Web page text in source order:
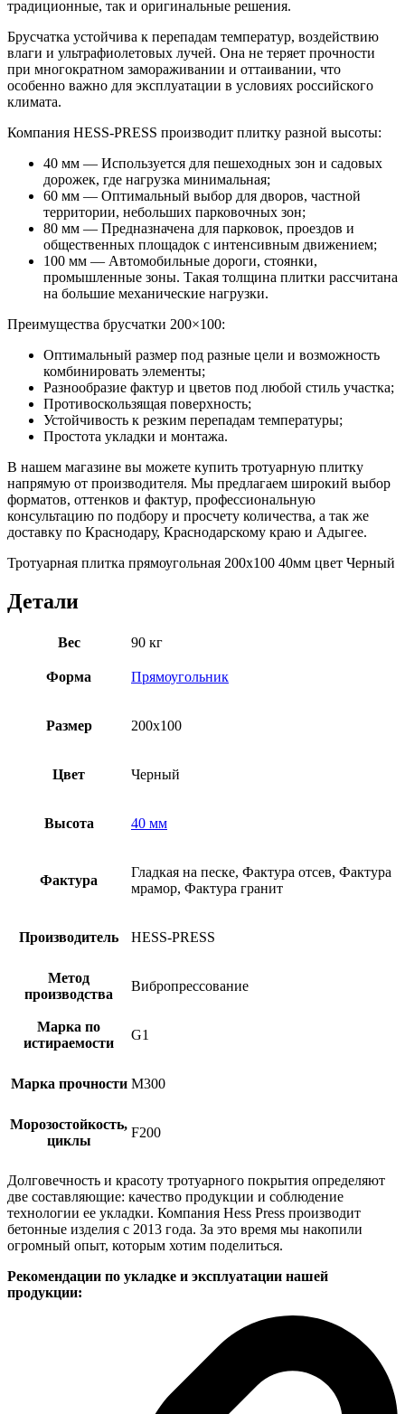
традиционные, так и оригинальные решения.
Брусчатка устойчива к перепадам температур, воздействию
влаги и ультрафиолетовых лучей. Она не теряет прочности
при многократном замораживании и оттаивании, что
особенно важно для эксплуатации в условиях российского
климата.
Компания HESS-PRESS производит плитку разной высоты:
40 мм — Используется для пешеходных зон и садовых
дорожек, где нагрузка минимальная;
60 мм — Оптимальный выбор для дворов, частной
территории, небольших парковочных зон;
80 мм — Предназначена для парковок, проездов и
общественных площадок с интенсивным движением;
100 мм — Автомобильные дороги, стоянки,
промышленные зоны. Такая толщина плитки рассчитана
на большие механические нагрузки.
Преимущества брусчатки 200×100:
Оптимальный размер под разные цели и возможность
комбинировать элементы;
Разнообразие фактур и цветов под любой стиль участка;
Противоскользящая поверхность;
Устойчивость к резким перепадам температуры;
Простота укладки и монтажа.
В нашем магазине вы можете купить тротуарную плитку
напрямую от производителя. Мы предлагаем широкий выбор
форматов, оттенков и фактур, профессиональную
консультацию по подбору и просчету количества, а так же
доставку по Краснодару, Краснодарскому краю и Адыгее.
Тротуарная плитка прямоугольная 200х100 40мм цвет Черный
Детали
Вес 90 кг
Форма Прямоугольник
Размер 200х100
Цвет Черный
Высота 40 мм
Фактура
Гладкая на песке, Фактура отсев, Фактура
мрамор, Фактура гранит
Производитель HESS-PRESS
Метод
производства
Вибропрессование
Марка по
истираемости
G1
Марка прочности М300
Морозостойкость,
циклы
F200
Долговечность и красоту тротуарного покрытия определяют
две составляющие: качество продукции и соблюдение
технологии ее укладки. Компания Hess Press производит
бетонные изделия с 2013 года. За это время мы накопили
огромный опыт, которым хотим поделиться.
Рекомендации по укладке и эксплуатации нашей
продукции: